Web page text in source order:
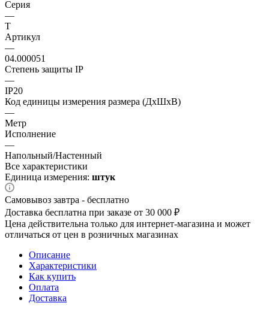
Серия
—
T
Артикул
—
04.000051
Степень защиты IP
—
IP20
Код единицы измерения размера (ДхШхВ)
—
Метр
Исполнение
—
Напольный/Настенный
Все характеристики
Единица измерения: штук
Самовывоз завтра - бесплатно
Доставка бесплатна при заказе от 30 000 ₽
Цена действительна только для интернет-магазина и может
отличаться от цен в розничных магазинах
Описание
Характеристики
Как купить
Оплата
Доставка